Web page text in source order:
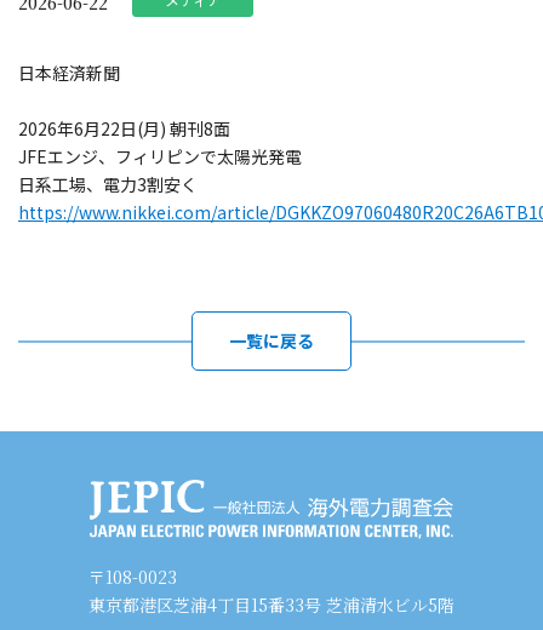
日本経済新聞
2026年6月22日(月) 朝刊8面
JFEエンジ、フィリピンで太陽光発電
日系工場、電力3割安く
https://www.nikkei.com/article/
一覧に戻る
〒108-0023
東京都港区芝浦4丁目15番33号 芝浦清水ビル5階